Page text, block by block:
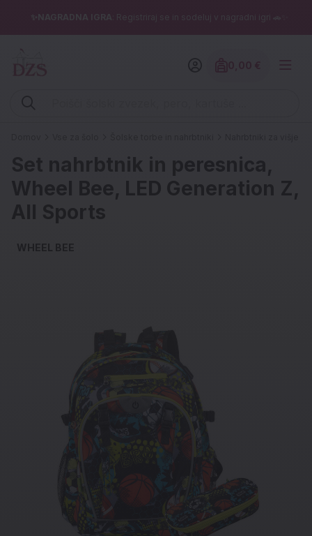
✨NAGRADNA IGRA : Registriraj se in sodeluj v nagradni igri 🚗✨
Vpišite iskalni niz (šolski zvezek, pero, kartuše ...)
Znesek
Set nahrbtnik in peresnica,
Wheel Bee, LED Generation Z,
All Sports
WHEEL BEE